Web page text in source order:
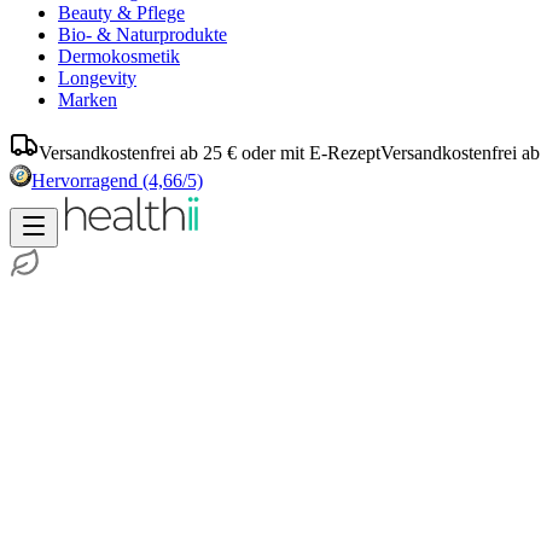
Beauty & Pflege
Bio- & Naturprodukte
Dermokosmetik
Longevity
Marken
Versandkostenfrei ab 25 € oder mit E-RezeptVersandkostenfrei
Hervorragend (4,66/5)